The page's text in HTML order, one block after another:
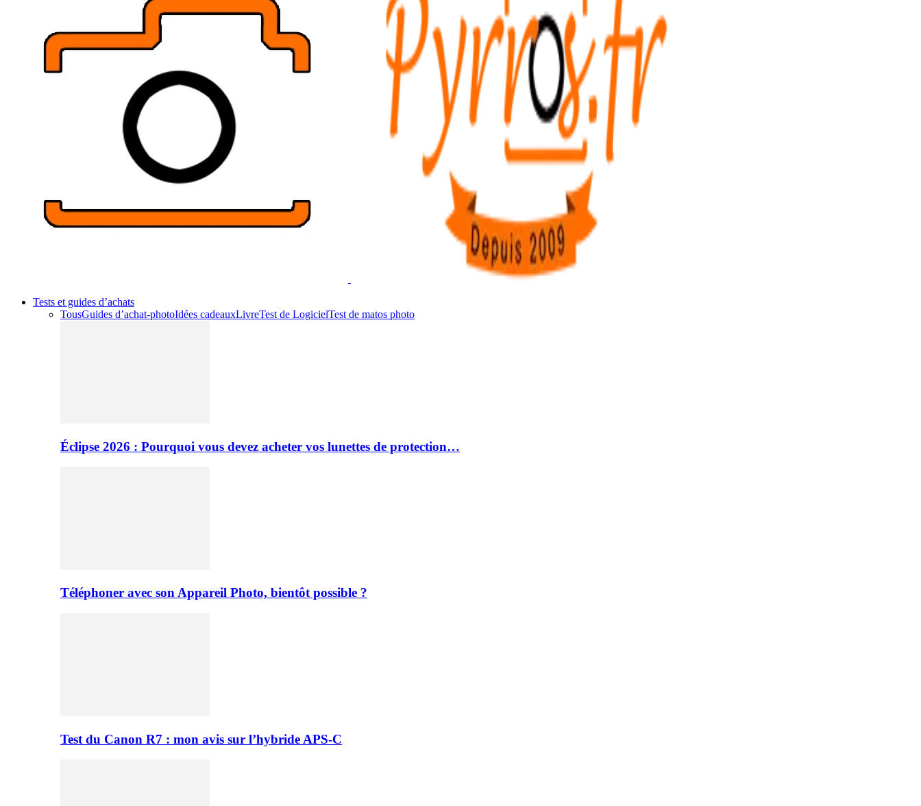
Tests et guides d’achats
TousGuides d’achat-photoIdées cadeauxLivreTest de LogicielTest de matos photo
Éclipse 2026 : Pourquoi vous devez acheter vos lunettes de protection…
Téléphoner avec son Appareil Photo, bientôt possible ?
Test du Canon R7 : mon avis sur l’hybride APS-C